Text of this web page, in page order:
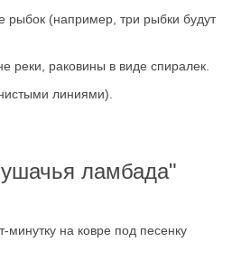
рыбок (например, три рыбки будут
реки, раковины в виде спиралек.
линиями).
ламбада"
минутку на ковре под песенку